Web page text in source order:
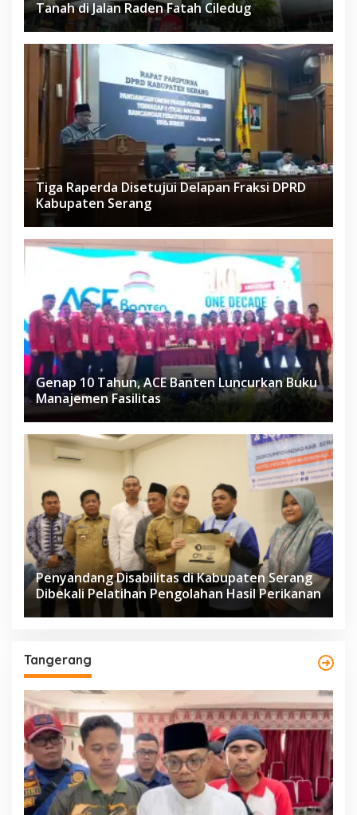
Tanah di Jalan Raden Fatah Ciledug
Tiga Raperda Disetujui Delapan Fraksi DPRD
Kabupaten Serang
Genap 10 Tahun, ACE Banten Luncurkan Buku
Manajemen Fasilitas
Penyandang Disabilitas di Kabupaten Serang
Dibekali Pelatihan Pengolahan Hasil Perikanan
Tangerang